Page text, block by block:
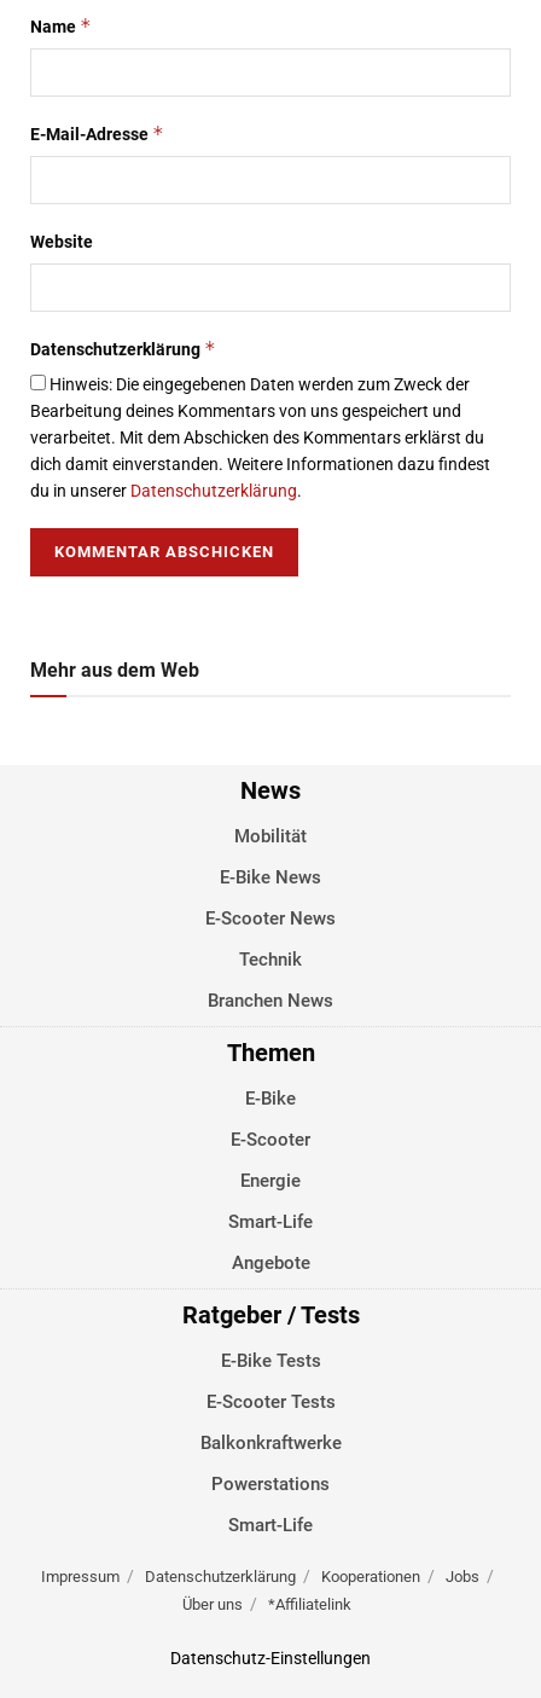
Name *
E-Mail-Adresse *
Website
Datenschutzerklärung *
Hinweis: Die eingegebenen Daten werden zum Zweck der
Bearbeitung deines Kommentars von uns gespeichert und
verarbeitet. Mit dem Abschicken des Kommentars erklärst du
dich damit einverstanden. Weitere Informationen dazu findest
du in unserer Datenschutzerklärung.
Mehr aus dem Web
News
Mobilität
E-Bike News
E-Scooter News
Technik
Branchen News
Themen
E-Bike
E-Scooter
Energie
Smart-Life
Angebote
Ratgeber / Tests
E-Bike Tests
E-Scooter Tests
Balkonkraftwerke
Powerstations
Smart-Life
Impressum Datenschutzerklärung Kooperationen
Jobs
Über uns
*Affiliatelink
Datenschutz-Einstellungen